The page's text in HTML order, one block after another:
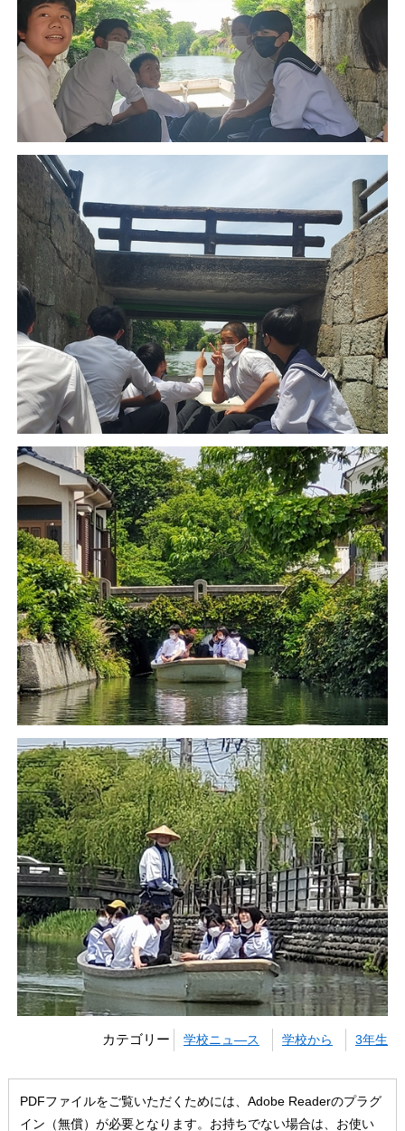
カテゴリー 学校ニュ―ス 学校から 3年生
PDFファイルをご覧いただくためには、Adobe Readerのプラグ
イン（無償）が必要となります。お持ちでない場合は、お使い